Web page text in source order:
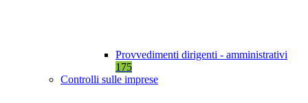
Provvedimenti dirigenti - amministrativi
175
Controlli sulle imprese